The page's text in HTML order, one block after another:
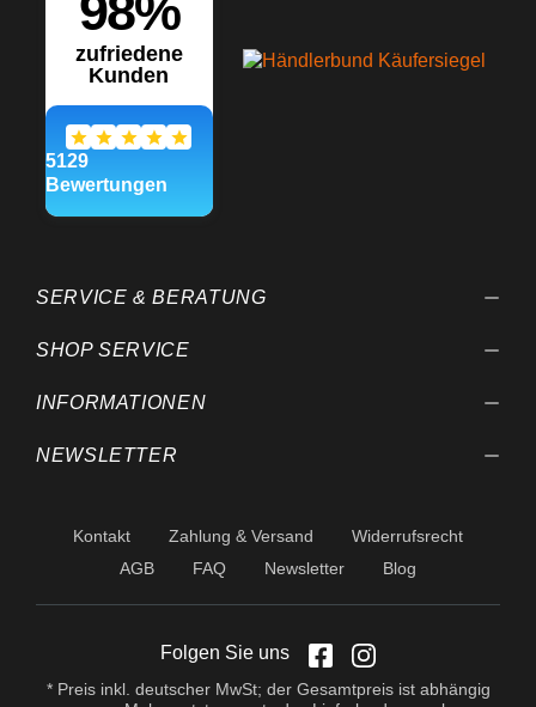
SERVICE & BERATUNG
SHOP SERVICE
INFORMATIONEN
NEWSLETTER
Kontakt Zahlung & Versand
Widerrufsrecht
AGB
FAQ Newsletter Blog
Folgen Sie uns
* Preis inkl. deutscher MwSt; der Gesamtpreis ist abhängig